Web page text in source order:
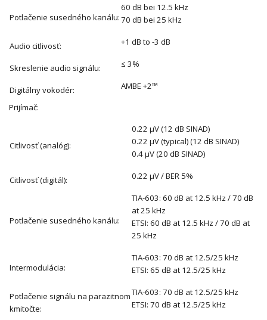
Potlačenie susedného kanálu:
60 dB bei 12.5 kHz
70 dB bei 25 kHz
Audio citlivosť: +1 dB to -3 dB
Skreslenie audio signálu: ≤ 3%
Digitálny vokodér:
AMBE +2™
Prijímač:
Citlivosť (analóg):
0.22 μV (12 dB SINAD)
0.22 μV (typical) (12 dB SINAD)
0.4 μV (20 dB SINAD)
Citlivosť (digitál): 0.22 μV / BER 5%
Potlačenie susedného kanálu:
TIA-603: 60 dB at 12.5 kHz / 70 dB
at 25 kHz
ETSI: 60 dB at 12.5 kHz / 70 dB at
25 kHz
Intermodulácia:
TIA-603: 70 dB at 12.5/25 kHz
ETSI: 65 dB at 12.5/25 kHz
Potlačenie signálu na parazitnom
kmitočte:
TIA-603: 70 dB at 12.5/25 kHz
ETSI: 70 dB at 12.5/25 kHz